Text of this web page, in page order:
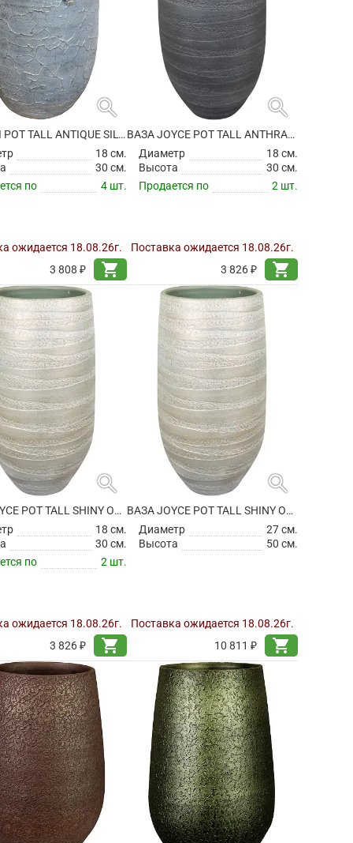
search
ВАЗА EVI POT TALL ANTIQUE SILVER
18 см.
30 см.
по
4 шт.
ожидается 18.08.26г.
3 808 ₽
shopping_cart
search
ВАЗА JOYCE POT TALL ANTHRACITE
Диаметр
18 см.
Высота
30 см.
Продается по
2 шт.
Поставка ожидается 18.08.26г.
3 826 ₽
shopping_cart
search
ВАЗА JOYCE POT TALL SHINY OLIVE
18 см.
30 см.
по
2 шт.
ожидается 18.08.26г.
3 826 ₽
shopping_cart
search
ВАЗА JOYCE POT TALL SHINY OLIVE
Диаметр
27 см.
Высота
50 см.
Поставка ожидается 18.08.26г.
10 811 ₽
shopping_cart